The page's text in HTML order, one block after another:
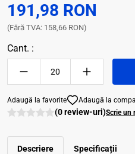
191,98 RON
(Fără TVA: 158,66 RON)
Cant. :
Adaugă la favorite Adaugă la
(0 review-uri)Scrie un
Descriere Specificații